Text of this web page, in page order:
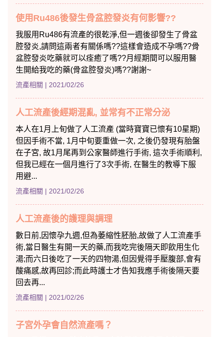
使用Ru486後發生骨盆腔發炎有何影響??
我服用Ru486有流產的很乾淨,但一週後卻發生了骨盆
腔發炎,請問這兩者有關係嗎??這樣會造成不孕嗎??骨
盆腔發炎吃藥就可以痊癒了嗎??月經期間可以服用醫
生開給我吃的藥(骨盆腔發炎)嗎??謝謝~
流產相關 | 2021/02/26
人工流產後經期混亂, 並常有不正常分泌
本人在1月上旬做了人工流產 (當時寶寶已懷有10星期)
但因手術不當, 1月中旬要重做一次, 之後仍發現有胎盤
在子宮, 故1月尾再到公家醫師進行手術, 這次手術順利,
但我已經在一個月進行了3次手術, 在醫生的教導下服
用避...
流產相關 | 2021/02/26
人工流產後的護理與調理
數日前,因懷孕九週,但為萎縮性胚胎,故做了人工流產手
術,當日醫生有開一天的藥,而我吃完後隔天即飲用生化
湯;而六日後吃了一天的四物湯,但因覺得手壓腹部,會有
酸痛感,故再回診;而此時護士才告知我應手術後隔天要
回去再...
流產相關 | 2021/02/26
子宮外孕會自然流產嗎？